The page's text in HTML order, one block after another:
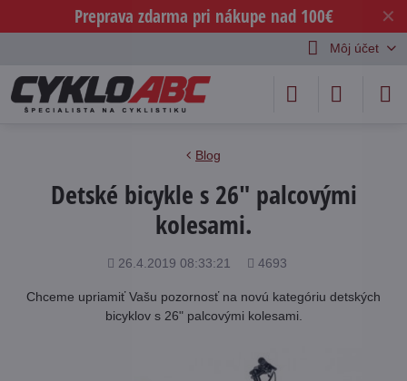
✕
Preprava zdarma pri nákupe nad 100€
Môj účet
Blog
Detské bicykle s 26" palcovými
kolesami.
Pridané
26.4.2019 08:33:21
Počet
4693
Chceme upriamiť Vašu pozornosť na novú kategóriu detských
bicyklov s 26" palcovými kolesami.